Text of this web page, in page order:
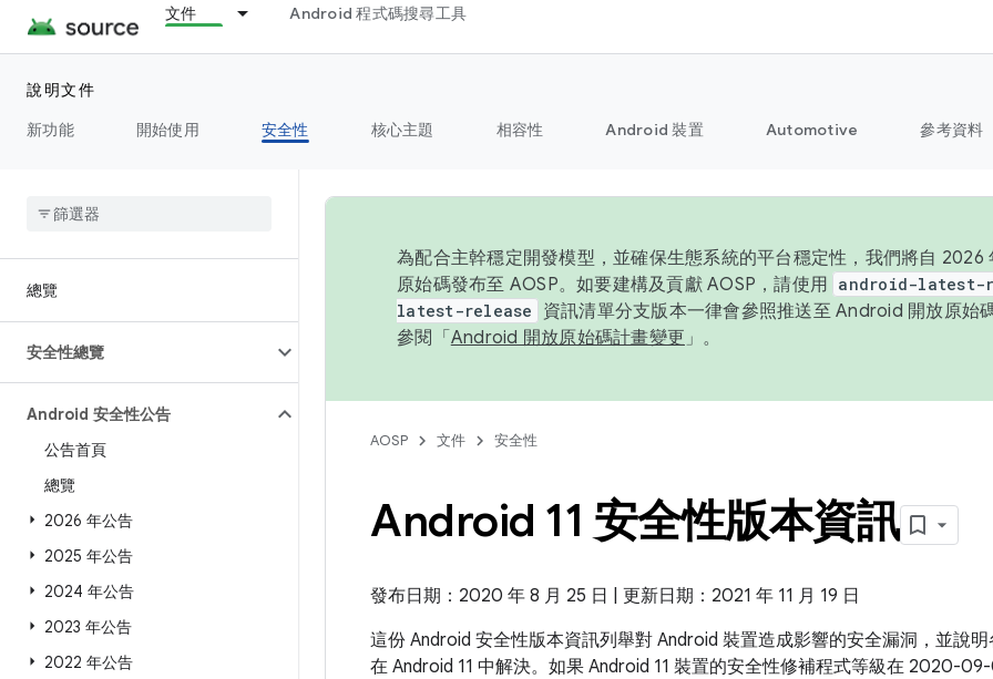
文件 Android 程式碼搜尋工具
說明文件
新功能
開始使用 安全性 核心主題 相容性 Android 裝置 Automotive 參考資料
總覽
安全性總覽
Android 安全性公告
公告首頁
總覽
2026 年公告
2025 年公告
2024 年公告
2023 年公告
2022 年公告
為配合主幹穩定開發模型，並確保生態系統的平台穩定性，我們將自 2026
原始碼發布至 AOSP。如要建構及貢獻 AOSP，請使用 android-latest-
latest-release
資訊清單分支版本一律會參照推送至 Android 開放原始
參閱「 Android 開放原始碼計畫變更 」。
AOSP 文件 安全性
Android 11 安全性版本資訊
發布日期：2020 年 8 月 25 日 | 更新日期：2021 年 11 月 19 日
這份 Android 安全性版本資訊列舉對 Android 裝置造成影響的安全漏洞，並說
在 Android 11 中解決。如果 Android 11 裝置的安全性修補程式等級在 2020-